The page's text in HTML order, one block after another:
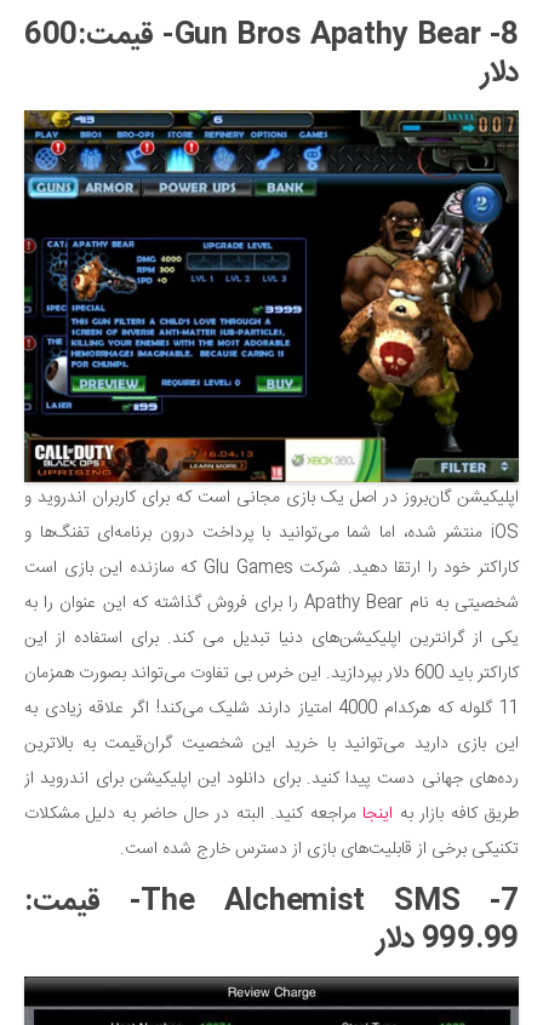
8- Gun Bros Apathy Bear- قیمت:600
دلار
اپلیکیشن گان‌بروز در اصل یک بازی مجانی است که برای کاربران اندروید و
iOS منتشر شده، اما شما می‌توانید با پرداخت درون برنامه‌ای تفنگ‌ها و
کاراکتر خود را ارتقا دهید. شرکت Glu Games که سازنده این بازی است
شخصیتی به نام Apathy Bear را برای فروش گذاشته که این عنوان را به
یکی از گرانترین اپلیکیشن‌های دنیا تبدیل می کند. برای استفاده از این
کاراکتر باید 600 دلار بپردازید. این خرس بی تفاوت می‌تواند بصورت همزمان
11 گلوله که هرکدام 4000 امتیاز دارند شلیک می‌کند! اگر علاقه زیادی به
این بازی دارید می‌توانید با خرید این شخصیت گران‌قیمت به بالاترین
رده‌های جهانی دست پیدا کنید. برای دانلود این اپلیکیشن برای اندروید از
طریق کافه بازار به اینجا مراجعه کنید. البته در حال حاضر به دلیل مشکلات
تکنیکی برخی از قابلیت‌های بازی از دسترس خارج شده است.
7- The Alchemist SMS- قیمت:
999.99 دلار